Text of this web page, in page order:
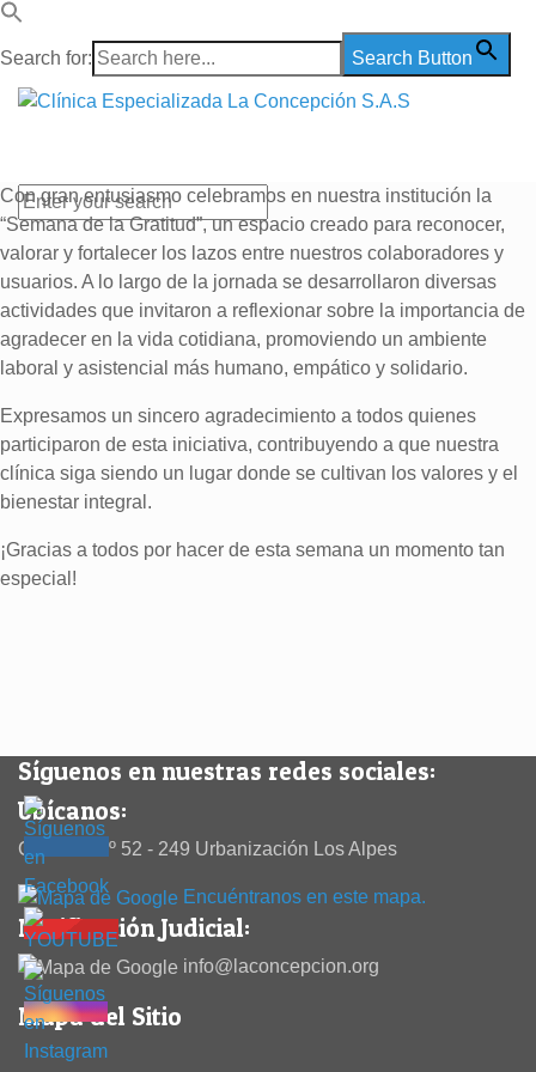
Search for: Search Button
Con gran entusiasmo celebramos en nuestra institución la
“Semana de la Gratitud”, un espacio creado para reconocer,
valorar y fortalecer los lazos entre nuestros colaboradores y
usuarios. A lo largo de la jornada se desarrollaron diversas
actividades que invitaron a reflexionar sobre la importancia de
agradecer en la vida cotidiana, promoviendo un ambiente
laboral y asistencial más humano, empático y solidario.
Expresamos un sincero agradecimiento a todos quienes
participaron de esta iniciativa, contribuyendo a que nuestra
clínica siga siendo un lugar donde se cultivan los valores y el
bienestar integral.
¡Gracias a todos por hacer de esta semana un momento tan
especial!
Síguenos en nuestras redes sociales:
Ubícanos:
Calle 38 Nº 52 - 249 Urbanización Los Alpes
Encuéntranos en este mapa.
Notificación Judicial:
info@laconcepcion.org
Mapa del Sitio